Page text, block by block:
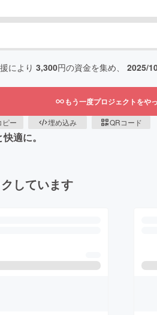
により 3,300円の資金を集め、 2025/
もう一度プロジェクトをや
ピー 埋め込み QRコード
適に。
しています